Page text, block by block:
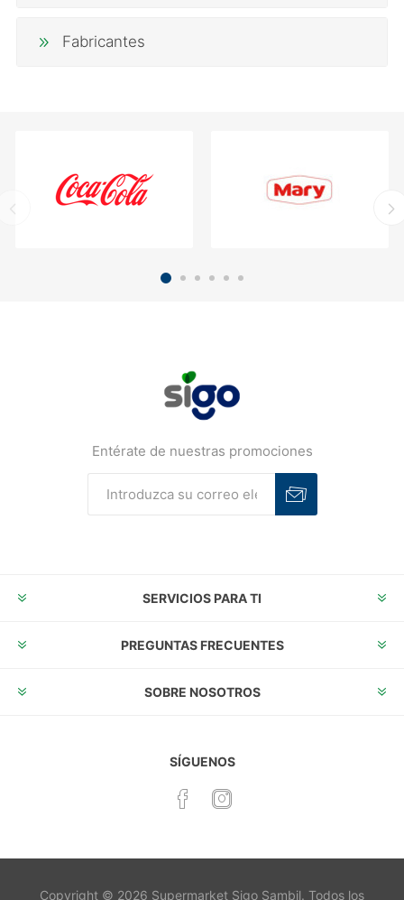
Fabricantes
Entérate de nuestras promociones
SERVICIOS PARA TI
PREGUNTAS FRECUENTES
SOBRE NOSOTROS
SÍGUENOS
Copyright © 2026 Supermarket Sigo Sambil. Todos los